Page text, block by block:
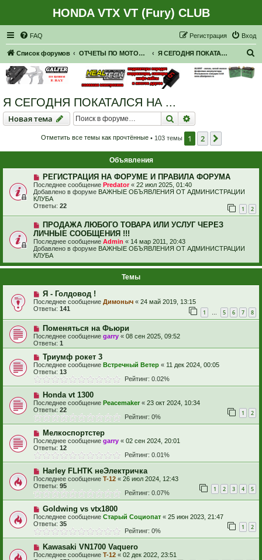
HONDA VTX VT (Fury) CLUB
FAQ Вход
Регистрация
Список форумов ОТЧЕТЫ ПО МОТОЦИКЛАМ Я СЕГОДНЯ ПОКАТАЛСЯ НА ...
Я СЕГОДНЯ ПОКАТАЛСЯ НА ...
Новая тема
Новаятема Поиск
Отметить все темы как прочтённые• 103 темы 1 2
Объявления
РЕГИСТРАЦИЯ НА ФОРУМЕ И ПРАВИЛА ФОРУМА
Последнее сообщение Predator« 22 июл 2025, 01:40
Добавлено в форуме ВАЖНЫЕ ОБЪЯВЛЕНИЯ ОТ АДМИНИСТРАЦИИ
КЛУБА
Ответы: 22 1 2
ПРОДАЖА ЛЮБОГО ТОВАРА ИЛИ УСЛУГ ЧЕРЕЗ
ЛИЧНЫЕ СООБЩЕНИЯ !!!
Последнее сообщение Admin « 14 мар 2011, 20:43
Добавлено в форуме ВАЖНЫЕ ОБЪЯВЛЕНИЯ ОТ АДМИНИСТРАЦИИ
КЛУБА
Темы
Я - Голдовод !
Последнее сообщение Димоныч « 24 май 2019, 13:15
Ответы: 141 1 … 5 6 7 8
Поменяться на Фьюри
Последнее сообщение garry « 08 сен 2025, 09:52
Ответы: 1
Триумф рокет 3
Последнее сообщение Встречный Ветер « 11 дек 2024, 00:05
Ответы: 13
Рейтинг: 0.02%
Honda vt 1300
Последнее сообщение Peacemaker « 23 окт 2024, 10:34
Ответы: 22 1 2
Рейтинг: 0%
Мелкоспортстер
Последнее сообщение garry « 02 сен 2024, 20:01
Ответы: 12
Рейтинг: 0.01%
Harley FLHTK неЭлектричка
Последнее сообщение T-12 « 26 июл 2024, 12:43
Ответы: 95 1 2 3 4 5
Рейтинг: 0.07%
Goldwing vs vtx1800
Последнее сообщение Старый Социопат « 25 июн 2023, 21:47
Ответы: 35 1 2
Рейтинг: 0%
Kawasaki VN1700 Vaquero
Последнее сообщение T-12 « 02 дек 2022, 23:51